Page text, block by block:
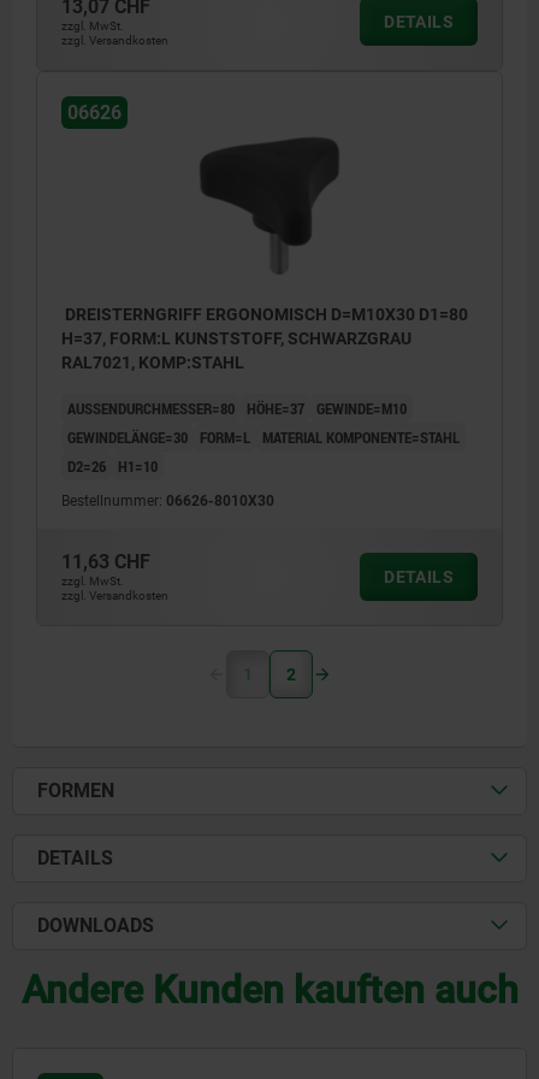
13,07 CHF
zzgl. MwSt.
zzgl. Versandkosten
DETAILS
06626
DREISTERNGRIFF ERGONOMISCH D=M10X30 D1=80
H=37, FORM:L KUNSTSTOFF, SCHWARZGRAU
RAL7021, KOMP:STAHL
AUSSENDURCHMESSER=80 HÖHE=37
GEWINDE=M10
GEWINDELÄNGE=30
FORM=L
MATERIAL KOMPONENTE=STAHL
D2=26
H1=10
Bestellnummer: 06626-8010X30
11,63 CHF
zzgl. MwSt.
zzgl. Versandkosten
DETAILS
1 2
FORMEN
DETAILS
DOWNLOADS
Andere Kunden kauften auch